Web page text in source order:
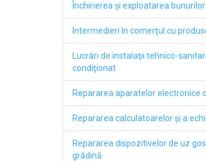
Închirierea şi exploatarea
Intermedieri în comerţul cu
Lucrări de instalaţii tehnico-
condiţionat
Repararea aparatelor electronice
Repararea calculatoarelor şi a
Repararea dispozitivelor de uz
grădină